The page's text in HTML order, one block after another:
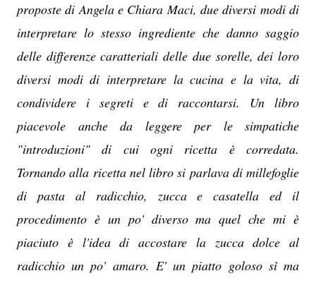
proposte di Angela e Chiara Maci, due diversi modi di
interpretare lo stesso ingrediente che danno saggio
delle differenze caratteriali delle due sorelle, dei loro
diversi modi di interpretare la cucina e la vita, di
condividere i segreti e di raccontarsi. Un libro
piacevole anche da leggere per le simpatiche
"introduzioni" di cui ogni ricetta è corredata.
Tornando alla ricetta nel libro si parlava di millefoglie
di pasta al radicchio, zucca e casatella ed il
procedimento è un po' diverso ma quel che mi è
piaciuto è l'idea di accostare la zucca dolce al
radicchio un po' amaro. E' un piatto goloso sì ma